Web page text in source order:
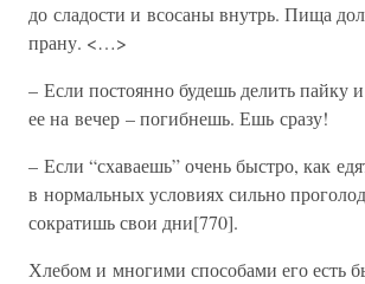
до сладости и всосаны внутрь. Пища
прану. <…>
– Если постоянно будешь делить пайку и
ее на вечер – погибнешь. Ешь сразу!
– Если “схаваешь” очень быстро, как
в нормальных условиях сильно
сократишь свои дни[770].
Хлебом и многими способами его есть